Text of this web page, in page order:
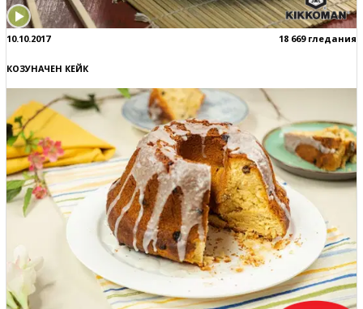
10.10.2017 18 669 гледания
КОЗУНАЧЕН КЕЙК